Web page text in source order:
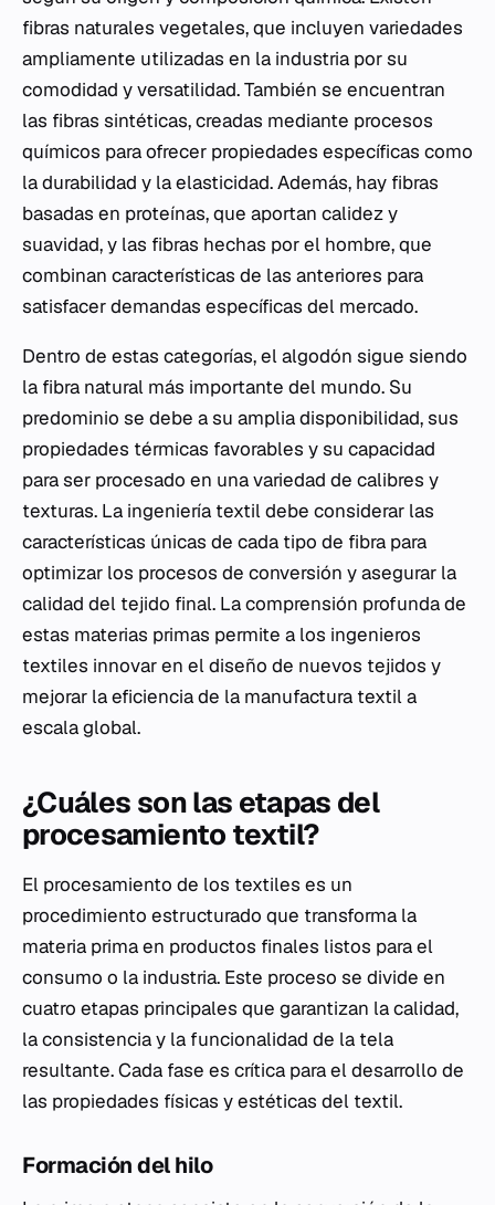
fibras naturales vegetales, que incluyen variedades
ampliamente utilizadas en la industria por su
comodidad y versatilidad. También se encuentran
las fibras sintéticas, creadas mediante procesos
químicos para ofrecer propiedades específicas como
la durabilidad y la elasticidad. Además, hay fibras
basadas en proteínas, que aportan calidez y
suavidad, y las fibras hechas por el hombre, que
combinan características de las anteriores para
satisfacer demandas específicas del mercado.
Dentro de estas categorías, el algodón sigue siendo
la fibra natural más importante del mundo. Su
predominio se debe a su amplia disponibilidad, sus
propiedades térmicas favorables y su capacidad
para ser procesado en una variedad de calibres y
texturas. La ingeniería textil debe considerar las
características únicas de cada tipo de fibra para
optimizar los procesos de conversión y asegurar la
calidad del tejido final. La comprensión profunda de
estas materias primas permite a los ingenieros
textiles innovar en el diseño de nuevos tejidos y
mejorar la eficiencia de la manufactura textil a
escala global.
¿Cuáles son las etapas del
procesamiento textil?
El procesamiento de los textiles es un
procedimiento estructurado que transforma la
materia prima en productos finales listos para el
consumo o la industria. Este proceso se divide en
cuatro etapas principales que garantizan la calidad,
la consistencia y la funcionalidad de la tela
resultante. Cada fase es crítica para el desarrollo de
las propiedades físicas y estéticas del textil.
Formación del hilo